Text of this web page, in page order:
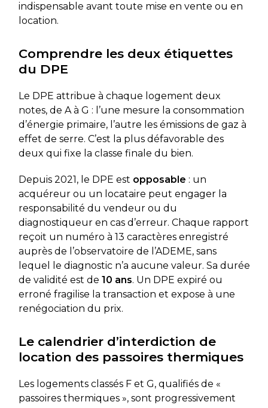
indispensable avant toute mise en vente ou en
location.
Comprendre les deux étiquettes
du DPE
Le DPE attribue à chaque logement deux
notes, de A à G : l’une mesure la consommation
d’énergie primaire, l’autre les émissions de gaz à
effet de serre. C’est la plus défavorable des
deux qui fixe la classe finale du bien.
Depuis 2021, le DPE est opposable : un
acquéreur ou un locataire peut engager la
responsabilité du vendeur ou du
diagnostiqueur en cas d’erreur. Chaque rapport
reçoit un numéro à 13 caractères enregistré
auprès de l’observatoire de l’ADEME, sans
lequel le diagnostic n’a aucune valeur. Sa durée
de validité est de 10 ans. Un DPE expiré ou
erroné fragilise la transaction et expose à une
renégociation du prix.
Le calendrier d’interdiction de
location des passoires thermiques
Les logements classés F et G, qualifiés de «
passoires thermiques », sont progressivement